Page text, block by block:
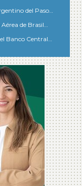
del Paso…
de Brasil…
Banco Central…